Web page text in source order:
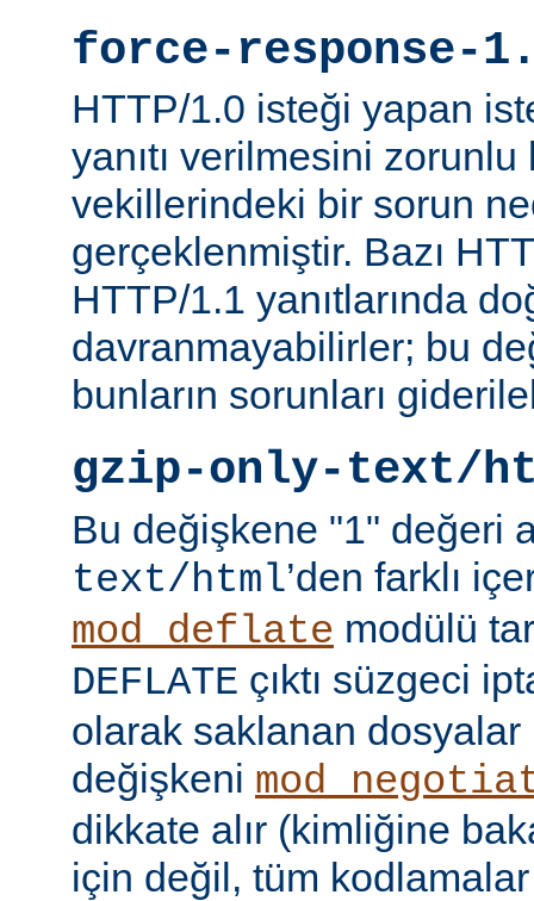
force-response-
HTTP/1.0 isteği yapan
yanıtı verilmesini zorunlu
vekillerindeki bir sorun
gerçeklenmiştir. Bazı
HTTP/1.1 yanıtlarında
davranmayabilirler; bu
bunların sorunları
gzip-only-text/
Bu değişkene "1" değeri
text/html’den farklı
mod_deflate modülü
DEFLATE çıktı süzgeci
olarak saklanan dosyalar
değişkeni
dikkate alır (kimliğine
için değil, tüm